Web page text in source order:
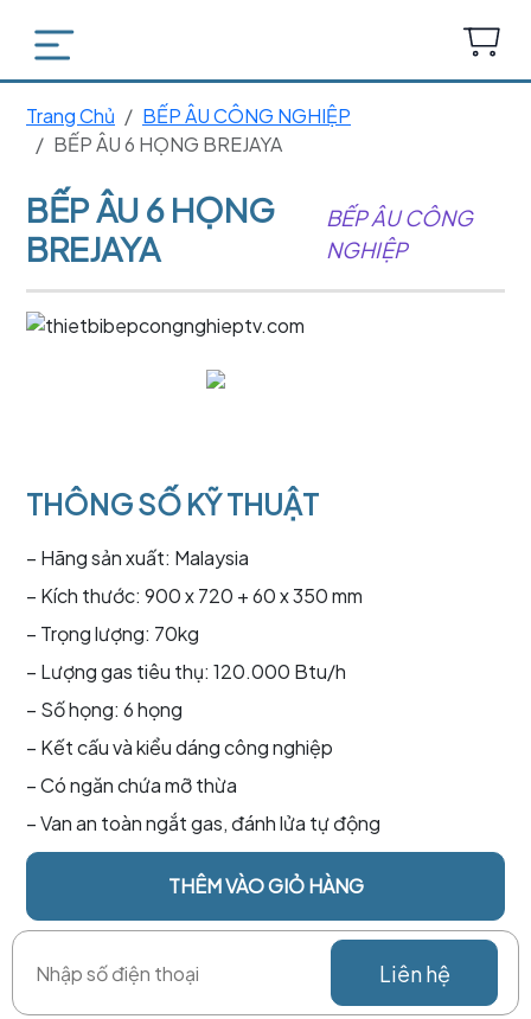
Trang Chủ
BẾP ÂU CÔNG NGHIỆP
BẾP ÂU 6 HỌNG BREJAYA
BẾP ÂU 6 HỌNG
BREJAYA
BẾP ÂU CÔNG
NGHIỆP
THÔNG SỐ KỸ THUẬT
– Hãng sản xuất: Malaysia
– Kích thước: 900 x 720 + 60 x 350 mm
– Trọng lượng: 70kg
– Lượng gas tiêu thụ: 120.000 Btu/h
– Số họng: 6 họng
– Kết cấu và kiểu dáng công nghiệp
– Có ngăn chứa mỡ thừa
– Van an toàn ngắt gas, đánh lửa tự động
THÊM VÀO GIỎ HÀNG
Liên hệ